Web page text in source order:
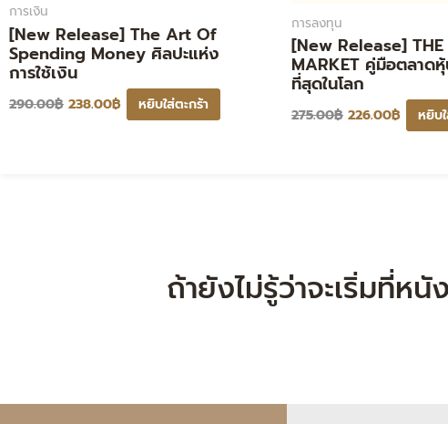
การเงิน
[New Release] The Art Of
Spending Money ศิลปะแห่ง
การใช้เงิน
290.00฿ 238.00฿ หยิบใส่ตะกร้า
การลงทุน
[New Release] THE
MARKET คู่มือตลาด
ที่สุดในโลก
275.00฿ 226.00฿ หยิบ
ถ้ายังไม่รู้ว่าจะเริ่มที่ห